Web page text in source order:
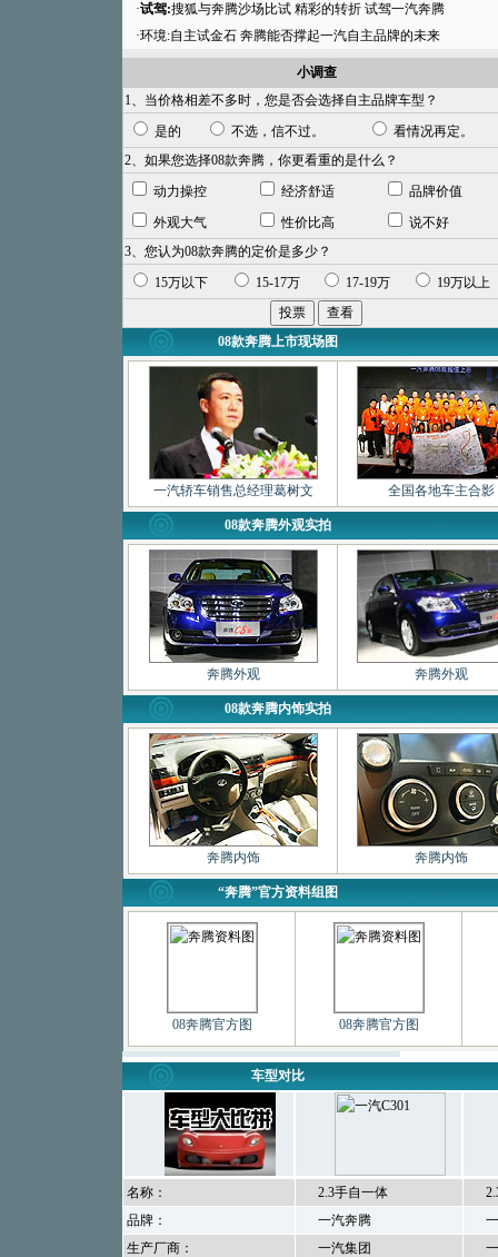
·试驾:搜狐与奔腾沙场比试 精彩的转折 试驾一汽奔腾
·环境:自主试金石 奔腾能否撑起一汽自主品牌的未来
小调查
1、当价格相差不多时，您是否会选择自主品牌车型？
是的
不选，信不过。
看情况再定。
2、如果您选择08款奔腾，你更看重的是什么？
动力操控
经济舒适
品牌价值
外观大气
性价比高
说不好
3、您认为08款奔腾的定价是多少？
15万以下
15-17万 17-19万 19万以上
08款奔腾上市现场图
一汽轿车销售总经理葛树文 全国各地车主合影
08款奔腾外观实拍
奔腾外观 奔腾外观
08款奔腾内饰实拍
奔腾内饰 奔腾内饰
“奔腾”官方资料组图
08奔腾官方图 08奔腾官方图
车型对比
名称： 2.3手自一体
品牌：
一汽奔腾
生产厂商：
一汽集团